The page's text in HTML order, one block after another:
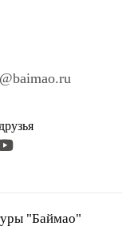
"Баймао"